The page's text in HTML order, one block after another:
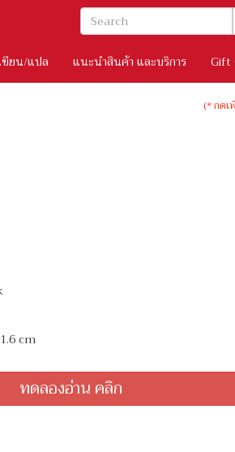
ยน/แปล แนะนำสินค้า และบริการ Gift
(* กดเ
cm
ทดลองอ่าน คลิก